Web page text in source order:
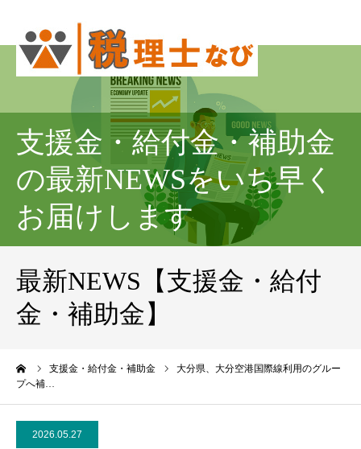
支援金・給付金・補助金
の最新NEWSをいち早く
お届けします
最新NEWS【支援金・給付
金・補助金】
支援金・給付金・補助金
大分県、大分空港国際線利用のグルー
プへ補…
2026.05.27